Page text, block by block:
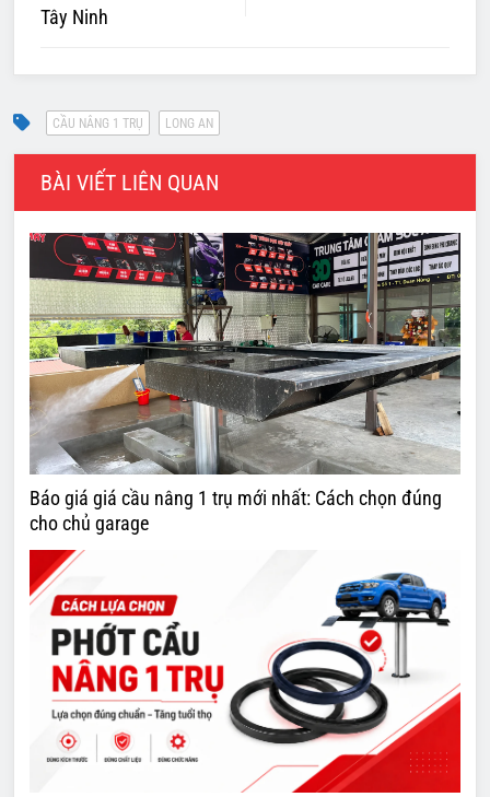
Tây Ninh
BÀI VIẾT LIÊN QUAN
Báo giá giá cầu nâng 1 trụ mới nhất: Cách chọn đúng
cho chủ garage